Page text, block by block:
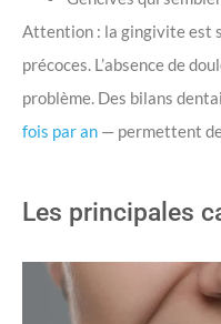
Attention : la gingivite est
précoces. L’absence de
problème. Des bilans
fois par an — permettent de
Les principales